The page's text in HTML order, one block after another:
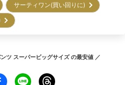
サーティワン(買い回りに)
)
ツ スーパービッグサイズの最安値 ／